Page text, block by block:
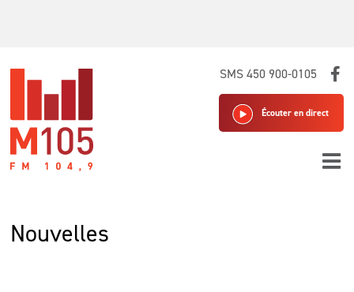
SMS 450 900-0105
Écouter en direct
Nouvelles